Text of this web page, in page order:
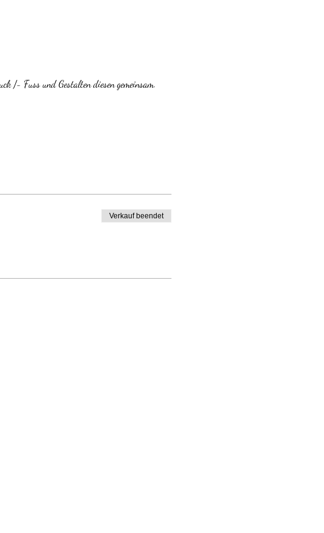
/- Fuss und Gestalten diesen gemeinsam.
Verkauf beendet